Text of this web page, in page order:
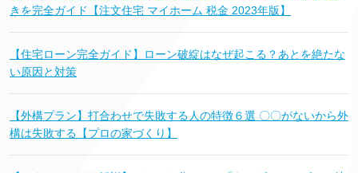
きを完全ガイド【注文住宅 マイホーム 税金 2023年版】
【住宅ローン完全ガイド】ローン破綻はなぜ起こる？あとを絶たな
い原因と対策
【外構プラン】打合わせで失敗する人の特徴６選 〇〇がないから外
構は失敗する【プロの家づくり】